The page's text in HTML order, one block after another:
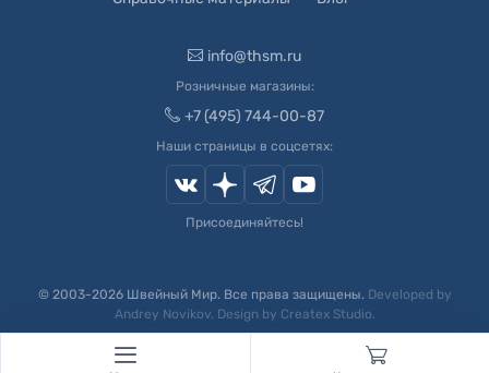
info@thsm.ru
Розничные магазины:
+7 (495) 744-00-87
Наши страницы в соцсетях:
Присоединяйтесь!
© 2003-2026Швейный Мир. Все права защищены. Developed by
Andrey Novikov. Design by Createx Studio.